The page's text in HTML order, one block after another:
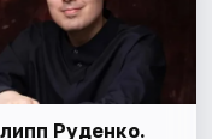
Руденко.